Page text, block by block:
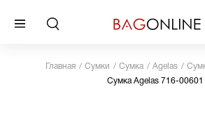
Главная Сумки Сумка Agelas
Сумка Agelas 716-00601